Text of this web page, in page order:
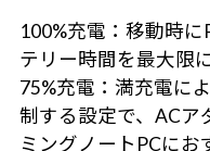
100%充電：移動時
テリー時間を最大限
75%充電：満充電に
制する設定で、ACア
ミングノートPCにお